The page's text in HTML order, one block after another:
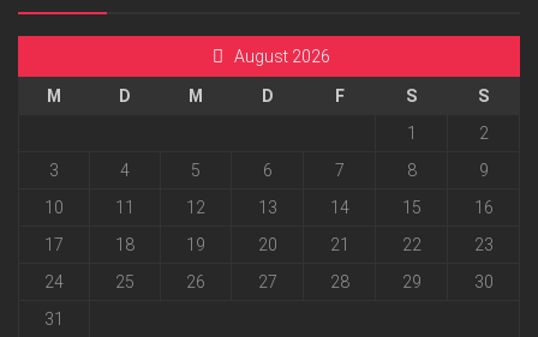
August 2026
M D M D F S
S
1
2
3
4 5 6 7 8
9
10
11 12 13 14 15
16
17
18 19 20 21 22
23
24
25 26 27 28 29
30
31